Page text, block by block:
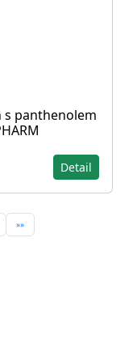
s panthenolem
Detail
»»